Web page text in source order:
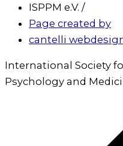
ISPPM e.V. /
Page created by
cantelli
International Society
Psychology and